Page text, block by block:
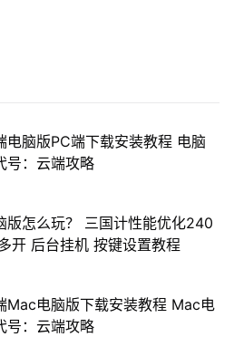
电脑版PC端下载安装教程 电脑
号：云端攻略
版怎么玩？ 三国计性能优化240
开 后台挂机 按键设置教程
Mac电脑版下载安装教程 Mac电
号：云端攻略